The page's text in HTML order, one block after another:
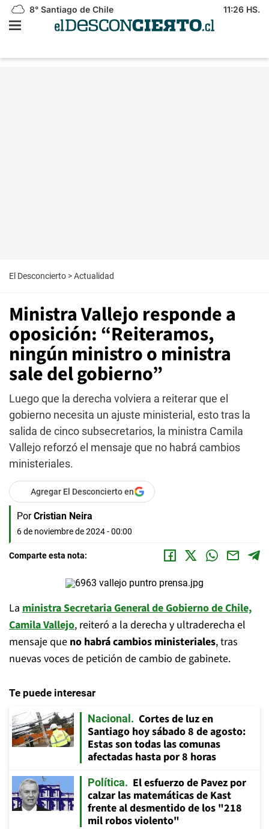
8° Santiago de Chile 11:26 HS.
El Desconcierto >Actualidad
Ministra Vallejo responde a
oposición: “Reiteramos,
ningún ministro o ministra
sale del gobierno”
Luego que la derecha volviera a reiterar que el
gobierno necesita un ajuste ministerial, esto tras la
salida de cinco subsecretarios, la ministra Camila
Vallejo reforzó el mensaje que no habrá cambios
ministeriales.
Agregar El Desconcierto en
Por Cristian Neira
6 de noviembre de 2024 - 00:00
Comparte esta nota:
La ministra Secretaria General de Gobierno de Chile,
Camila Vallejo, reiteró a la derecha y ultraderecha el
mensaje que no habrá cambios ministeriales, tras
nuevas voces de petición de cambio de gabinete.
Te puede interesar
Nacional
Cortes de luz en
Santiago hoy sábado 8 de agosto:
Estas son todas las comunas
afectadas hasta por 8 horas
Política
El esfuerzo de Pavez por
calzar las matemáticas de Kast
frente al desmentido de los "218
mil robos violento"